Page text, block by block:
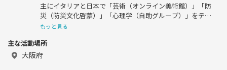
主にイタリアと日本で「芸術（オンライン美術館）」「防
災（防災文化啓蒙）」「心理学（自助グループ）」をテー
マに活動します。
もっと見る
主な活動場所
大阪府